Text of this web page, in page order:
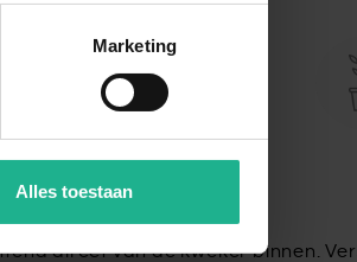
Marketing
Alles toestaan
direct van de kweker binnen.